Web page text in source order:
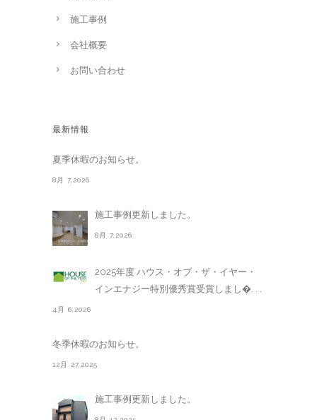
施工事例
会社概要
お問い合わせ
最新情報
夏季休暇のお知らせ。
8月 7,2026
施工事例更新しました。
8月 7,2026
2025年度 ハウス・オブ・ザ・イヤー・
インエナジー特別優秀賞受賞しまし�. . .
4月 6,2026
冬季休暇のお知らせ。
12月 27,2025
施工事例更新しました。